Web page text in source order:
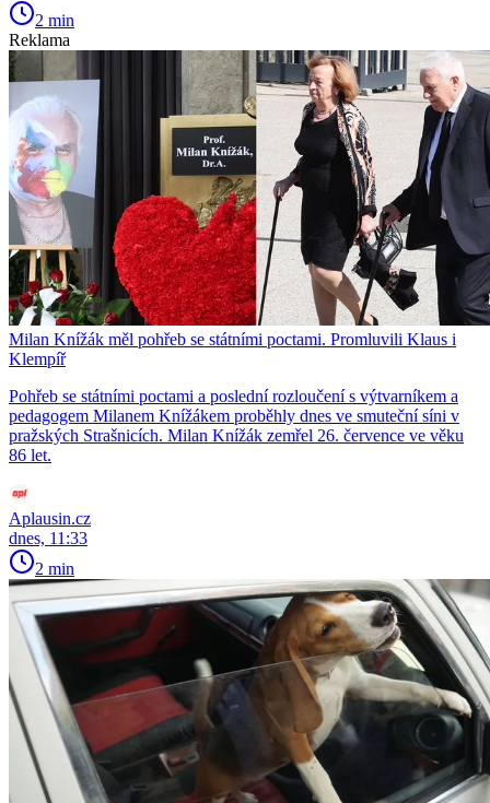
2 min
Reklama
Milan Knížák měl pohřeb se státními poctami. Promluvili Klaus i
Klempíř
Pohřeb se státními poctami a poslední rozloučení s výtvarníkem a
pedagogem Milanem Knížákem proběhly dnes ve smuteční síni v
pražských Strašnicích. Milan Knížák zemřel 26. července ve věku
86 let.
Aplausin.cz
dnes, 11:33
2 min